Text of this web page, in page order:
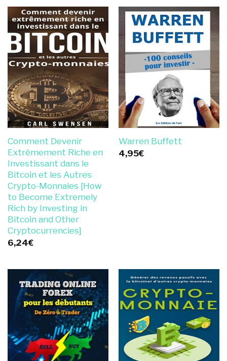
Comment Devenir
Extrêmement Riche en
Investissant dans le
Bitcoin et les Autres
Crypto-Monnaies [How
to Become Extremely
Rich by Investing in
Bitcoin and Other
Cryptocurrencies]
6,24€
Warren Buffett
4,95€